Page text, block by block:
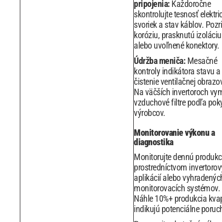
pripojenia: Každoročne
skontrolujte tesnosť
svoriek a stav káblov.
koróziu, prasknutú izoláciu
alebo uvoľnené konektory.
Údržba meniča: Mesačné
kontroly indikátora stavu a
čistenie ventilačnej
Na väčších invertoroch
vzduchové filtre podľa
výrobcov.
Monitorovanie výkonu a
diagnostika
Monitorujte dennú
prostredníctvom
aplikácií alebo
monitorovacích systémov.
Náhle 10%+ produkcia
indikujú potenciálne